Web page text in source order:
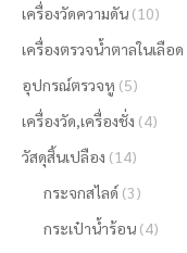
เครื่องวัดความดัน (10)
เครื่องตรวจน้ำตาลในเลือด
อุปกรณ์ตรวจหู (5)
เครื่องวัด,เครื่องชั่ง (4)
วัสดุสิ้นเปลือง (14)
กระจกสไลด์ (3)
กระเป๋าน้ำร้อน (4)